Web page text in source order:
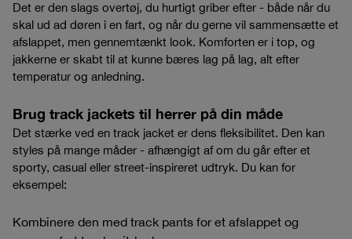
Det er den slags overtøj, du hurtigt griber efter - både når du
skal ud ad døren i en fart, og når du gerne vil sammensætte et
afslappet, men gennemtænkt look. Komforten er i top, og
jakkerne er skabt til at kunne bæres lag på lag, alt efter
temperatur og anledning.
Brug track jackets til herrer på din måde
Det stærke ved en track jacket er dens fleksibilitet. Den kan
styles på mange måder - afhængigt af om du går efter et
sporty, casual eller street-inspireret udtryk. Du kan for
eksempel:
Kombinere den med track pants for et afslappet og